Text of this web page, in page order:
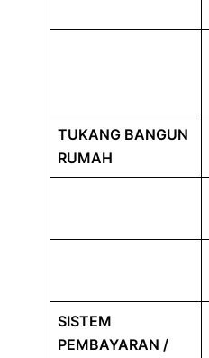
TUKANG BANGUN
RUMAH
SISTEM
PEMBAYARAN /